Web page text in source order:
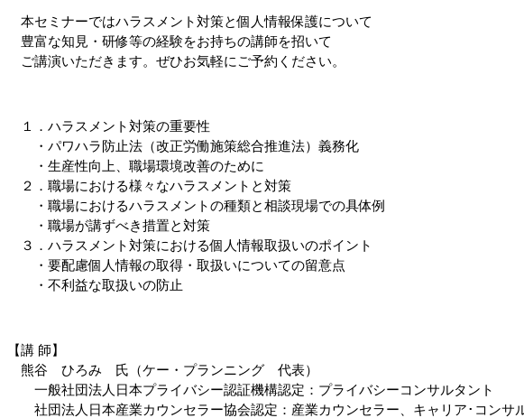
本セミナーではハラスメント対策と個人情報保護について
豊富な知見・研修等の経験をお持ちの講師を招いて
ご講演いただきます。ぜひお気軽にご予約ください。
１．ハラスメント対策の重要性
・パワハラ防止法（改正労働施策総合推進法）義務化
・生産性向上、職場環境改善のために
２．職場における様々なハラスメントと対策
・職場におけるハラスメントの種類と相談現場での具体例
・職場が講ずべき措置と対策
３．ハラスメント対策における個人情報取扱いのポイント
・要配慮個人情報の取得・取扱いについての留意点
・不利益な取扱いの防止
【講 師】
熊谷　ひろみ　氏（ケー・プランニング　代表）
一般社団法人日本プライバシー認証機構認定：プライバシーコンサルタント
社団法人日本産業カウンセラー協会認定：産業カウンセラー、キャリア･コンサ